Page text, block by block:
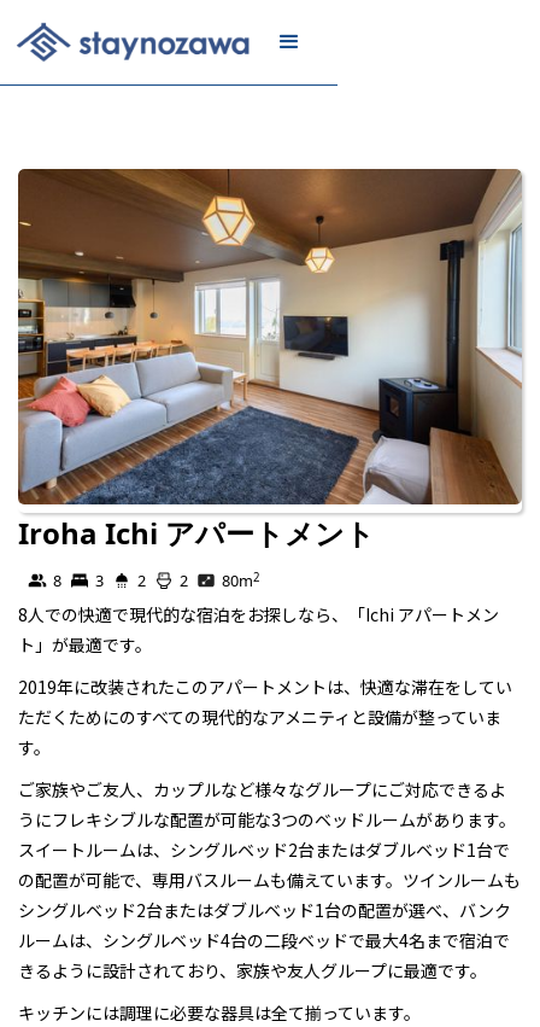
Iroha Ichi アパートメント
8 3 2 2 80m2
8人での快適で現代的な宿泊をお探しなら、「Ichi アパートメン
ト」が最適です。
2019年に改装されたこのアパートメントは、快適な滞在をしてい
ただくためにのすべての現代的なアメニティと設備が整っていま
す。
ご家族やご友人、カップルなど様々なグループにご対応できるよ
うにフレキシブルな配置が可能な3つのベッドルームがあります。
スイートルームは、シングルベッド2台またはダブルベッド1台で
の配置が可能で、専用バスルームも備えています。ツインルームも
シングルベッド2台またはダブルベッド1台の配置が選べ、バンク
ルームは、シングルベッド4台の二段ベッドで最大4名まで宿泊で
きるように設計されており、家族や友人グループに最適です。
キッチンには調理に必要な器具は全て揃っています。